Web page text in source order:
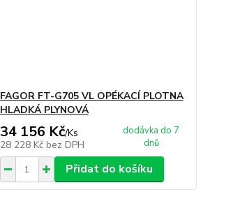
FAGOR FT-G705 VL OPÉKACÍ PLOTNA
HLADKÁ PLYNOVÁ
34 156 Kč/Ks
28 228 Kč bez DPH
dodávka do 7
dnů
Přidat do košíku